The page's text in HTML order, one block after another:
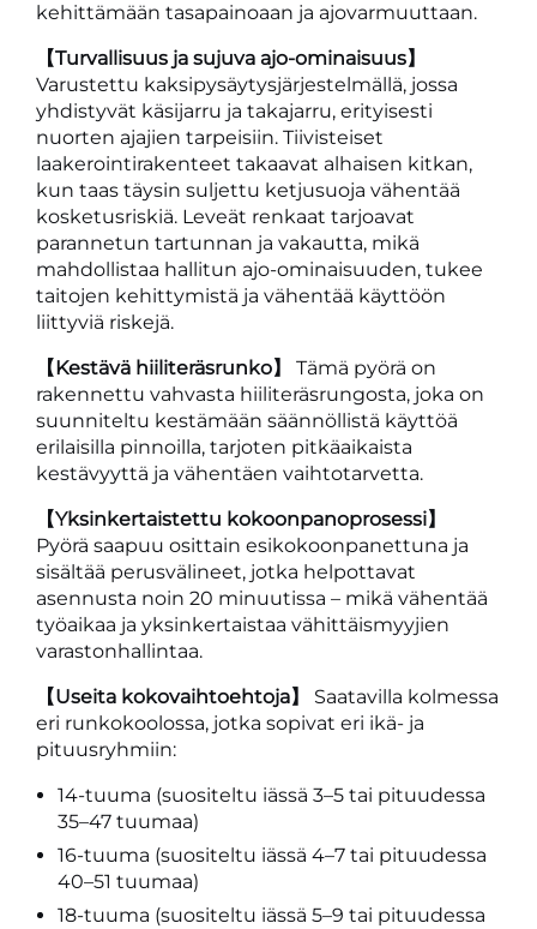
kehittämään tasapainoaan ja ajovarmuuttaan.
【Turvallisuus ja sujuva ajo-ominaisuus】
Varustettu kaksipysäytysjärjestelmällä, jossa
yhdistyvät käsijarru ja takajarru, erityisesti
nuorten ajajien tarpeisiin. Tiivisteiset
laakerointirakenteet takaavat alhaisen kitkan,
kun taas täysin suljettu ketjusuoja vähentää
kosketusriskiä. Leveät renkaat tarjoavat
parannetun tartunnan ja vakautta, mikä
mahdollistaa hallitun ajo-ominaisuuden, tukee
taitojen kehittymistä ja vähentää käyttöön
liittyviä riskejä.
【Kestävä hiiliteräsrunko】 Tämä pyörä on
rakennettu vahvasta hiiliteräsrungosta, joka on
suunniteltu kestämään säännöllistä käyttöä
erilaisilla pinnoilla, tarjoten pitkäaikaista
kestävyyttä ja vähentäen vaihtotarvetta.
【Yksinkertaistettu kokoonpanoprosessi】
Pyörä saapuu osittain esikokoonpanettuna ja
sisältää perusvälineet, jotka helpottavat
asennusta noin 20 minuutissa – mikä vähentää
työaikaa ja yksinkertaistaa vähittäismyyjien
varastonhallintaa.
【Useita kokovaihtoehtoja】 Saatavilla kolmessa
eri runkokoolossa, jotka sopivat eri ikä- ja
pituusryhmiin:
14-tuuma (suositeltu iässä 3–5 tai pituudessa
35–47 tuumaa)
16-tuuma (suositeltu iässä 4–7 tai pituudessa
40–51 tuumaa)
18-tuuma (suositeltu iässä 5–9 tai pituudessa